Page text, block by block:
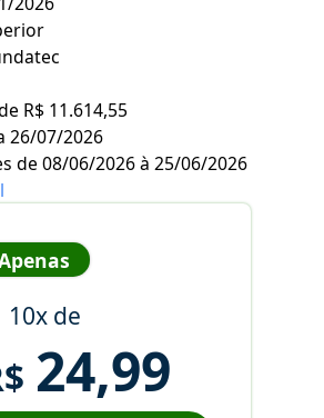
R$ 11.614,55
26/07/2026
de 08/06/2026 à 25/06/2026
10x de
24,99